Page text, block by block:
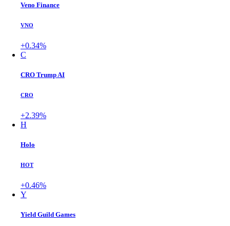
Veno Finance
VNO
+0.34%
C
CRO Trump AI
CRO
+2.39%
H
Holo
HOT
+0.46%
Y
Yield Guild Games